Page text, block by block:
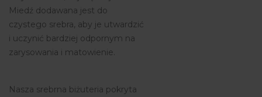
Miedź dodawana jest do
czystego srebra, aby je utwardzić
i uczynić bardziej odpornym na
zarysowania i matowienie.
Nasza srebrna biżuteria pokryta